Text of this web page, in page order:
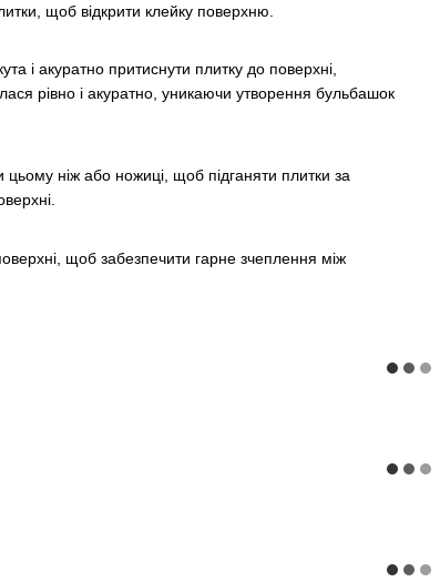
щоб відкрити клейку поверхню.
і акуратно притиснути плитку до поверхні,
рівно і акуратно, уникаючи утворення бульбашок
ніж або ножиці, щоб підганяти плитки за
щоб забезпечити гарне зчеплення між